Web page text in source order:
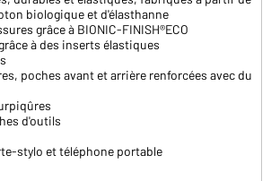
biologique et d'élasthanne
grâce à BIONIC-FINISH®ECO
à des inserts élastiques
poches avant et arrière renforcées avec du
d'outils
stylo et téléphone portable